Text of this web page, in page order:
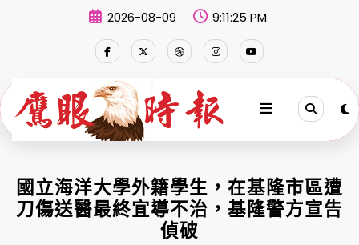
2026-08-09 9:11:26 PM
國立海洋大學外籍學生，在基隆市區遭
刀傷送醫最終宜導不治，基隆警方宣告
偵破